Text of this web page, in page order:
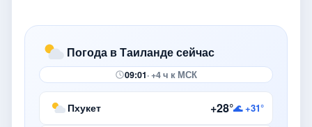
Погода в Таиланде сейчас
09:01· +4 ч к МСК
Пхукет +28°🌊 +31°